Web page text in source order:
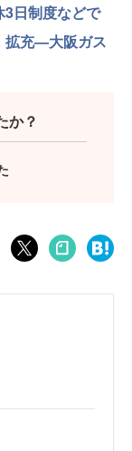
日制度などで
拡充—大阪ガス
か？